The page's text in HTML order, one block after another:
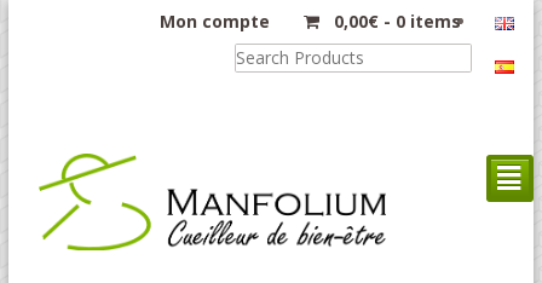
Mon compte 0,00€ - 0 items
²